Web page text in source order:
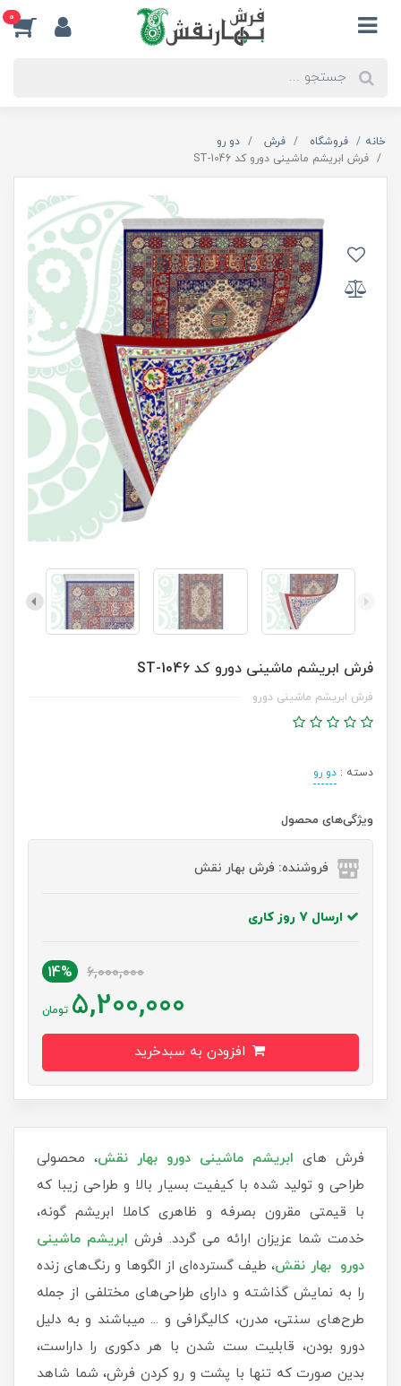
0
خانه فروشگاه فرش
دو رو
فرش ابریشم ماشینی دورو کد ST-1046
فرش ابریشم ماشینی دورو کد ST-1046
فرش ابریشم ماشینی دورو
دسته : دو رو
ویژگی‌های محصول
فروشنده: فرش بهار نقش
ارسال 7 روز کاری
6,000,000
14%
5,200,000 تومان
فرش های ابریشم ماشینی دورو بهار نقش، محصولی
طراحی و تولید شده با کیفیت بسیار بالا و طراحی زیبا که
با قیمتی مقرون بصرفه و ظاهری کاملا ابریشم گونه،
خدمت شما عزیزان ارائه می گردد. فرش ابریشم ماشینی
دورو بهار نقش، طیف گسترده‌ای از الگوها و رنگ‌های زنده
را به نمایش گذاشته و دارای طراحی‌های مختلفی از جمله
طرح‌های سنتی، مدرن، کالیگرافی و ... میباشند و به دلیل
دورو بودن، قابلیت ست شدن با هر دکوری را داراست،
بدین صورت که تنها با پشت و رو کردن فرش، شما شاهد